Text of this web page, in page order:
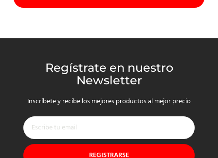
Regístrate en nuestro
Newsletter
Inscríbete y recibe los mejores productos al mejor precio
REGISTRARSE